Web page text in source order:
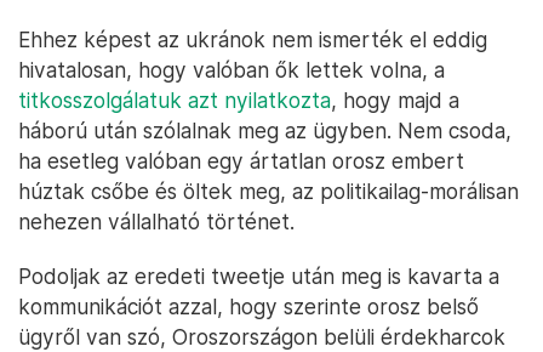
Ehhez képest az ukránok nem ismerték el eddig
hivatalosan, hogy valóban ők lettek volna, a
titkosszolgálatuk azt nyilatkozta, hogy majd a
háború után szólalnak meg az ügyben. Nem csoda,
ha esetleg valóban egy ártatlan orosz embert
húztak csőbe és öltek meg, az politikailag-morálisan
nehezen vállalható történet.
Podoljak az eredeti tweetje után meg is kavarta a
kommunikációt azzal, hogy szerinte orosz belső
ügyről van szó, Oroszországon belüli érdekharcok